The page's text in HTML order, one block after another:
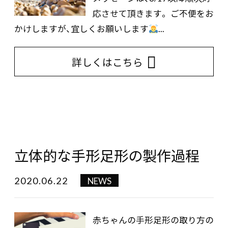
応させて頂きます。 ご不便をお
かけしますが、宜しくお願いします
...
詳しくはこちら
立体的な手形足形の製作過程
2020.06.22 NEWS
赤ちゃんの手形足形の取り方の